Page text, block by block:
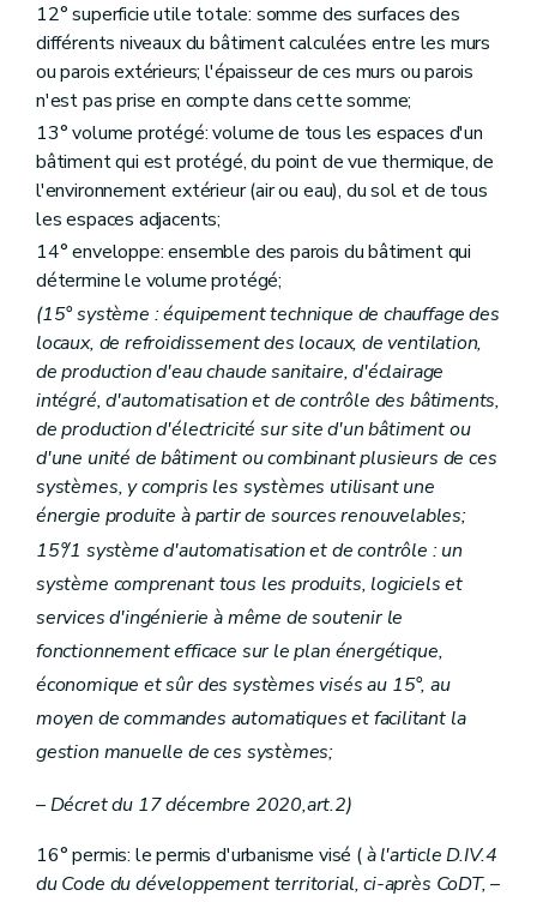
12° superficie utile totale: somme des surfaces des
différents niveaux du bâtiment calculées entre les murs
ou parois extérieurs; l'épaisseur de ces murs ou parois
n'est pas prise en compte dans cette somme;
13° volume protégé: volume de tous les espaces d'un
bâtiment qui est protégé, du point de vue thermique, de
l'environnement extérieur (air ou eau), du sol et de tous
les espaces adjacents;
14° enveloppe: ensemble des parois du bâtiment qui
détermine le volume protégé;
(15° système : équipement technique de chauffage des
locaux, de refroidissement des locaux, de ventilation,
de production d'eau chaude sanitaire, d'éclairage
intégré, d'automatisation et de contrôle des bâtiments,
de production d'électricité sur site d'un bâtiment ou
d'une unité de bâtiment ou combinant plusieurs de ces
systèmes, y compris les systèmes utilisant une
énergie produite à partir de sources renouvelables;
15°/1 système d'automatisation et de contrôle : un
système comprenant tous les produits, logiciels et
services d'ingénierie à même de soutenir le
fonctionnement efficace sur le plan énergétique,
économique et sûr des systèmes visés au 15°, au
moyen de commandes automatiques et facilitant la
gestion manuelle de ces systèmes;
– Décret du 17 décembre 2020,art.2)
16° permis: le permis d'urbanisme visé (à l'article D.IV.4
du Code du développement territorial, ci-après CoDT,–